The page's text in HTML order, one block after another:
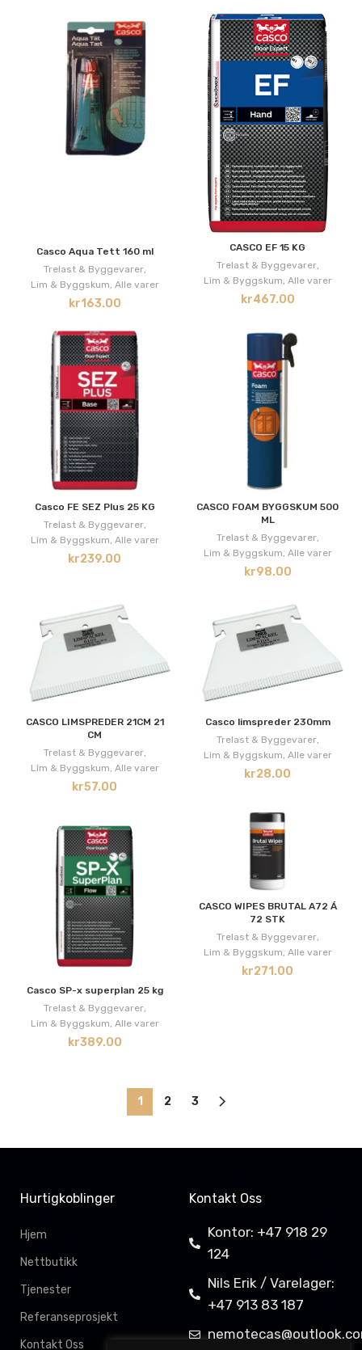
Casco Aqua Tett 160 ml
Trelast & Byggevarer,
Lim & Byggskum Alle varer
kr163.00
CASCO EF 15 KG
Trelast & Byggevarer,
Lim & Byggskum, Alle varer
kr467.00
Casco FE SEZ Plus 25 KG
Trelast & Byggevarer,
Lim & Byggskum Alle varer
kr239.00
CASCO FOAM BYGGSKUM 500
ML
Trelast & Byggevarer,
Lim & Byggskum Alle varer
kr98.00
CASCO LIMSPREDER 21CM 21
CM
Trelast & Byggevarer,
Lim & Byggskum, Alle varer
kr57.00
Casco limspreder 230mm
Trelast & Byggevarer,
Lim & Byggskum, Alle varer
kr28.00
Casco SP-x superplan 25 kg
Trelast & Byggevarer,
Lim & Byggskum, Alle varer
kr389.00
CASCO WIPES BRUTAL A72 Á
72 STK
Trelast & Byggevarer,
Lim & Byggskum Alle varer
kr271.00
1 2 3
Hurtigkoblinger
Hjem
Nettbutikk
Tjenester
Referanseprosjekt
Kontakt Oss
Kontakt Oss
Kontor: +47 918 29
124
Nils Erik / Varelager:
+47 913 83 187